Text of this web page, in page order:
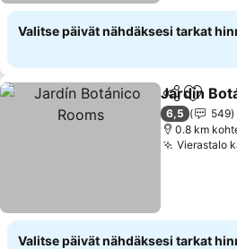
Valitse päivät nähdäksesi tarkat
Jaa Lisää
Jardín
6,5
549
0.8 km
Vierastalo
Valitse päivät nähdäksesi tarkat